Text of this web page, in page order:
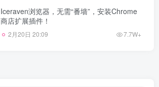
Iceraven浏览器，无需“番墙”，安装Chrome
商店扩展插件！
2月20日 20:09 7.7W+